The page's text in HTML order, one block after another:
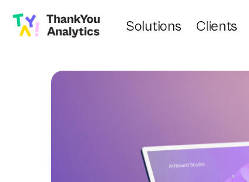
Solutions Clients